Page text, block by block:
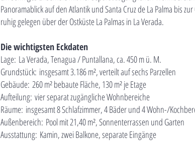
Panoramablick auf den Atlantik und Santa Cruz de La Palma bis
ruhig gelegen über der Ostküste La Palmas in La Verada.
Die wichtigsten Eckdaten
Lage: La Verada, Tenagua / Puntallana, ca. 450 m ü. M.
Grundstück: insgesamt 3.186 m², verteilt auf sechs Parzellen
Gebäude: 260 m² bebaute Fläche, 130 m² je Etage
Aufteilung: vier separat zugängliche Wohnbereiche
Räume: insgesamt 8 Schlafzimmer, 4 Bäder und 4 Wohn-/
Außenbereich: Pool mit 21,40 m², Sonnenterrassen und Garten
Ausstattung: Kamin, zwei Balkone, separate Eingänge